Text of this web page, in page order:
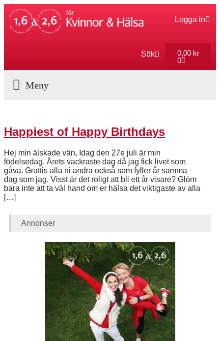
Logga in
Sök 0,00 kr
0
Happiest of Happy Birthdays
Hej min älskade vän, Idag den 27e juli är min
födelsedag. Årets vackraste dag då jag fick livet som
gåva. Grattis alla ni andra också som fyller år samma
dag som jag. Visst är det roligt att bli ett år visare? Glöm
bara inte att ta väl hand om er hälsa det viktigaste av alla
[…]
Annonser